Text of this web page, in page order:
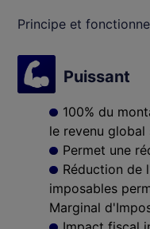
Principe et
Puissant
100% du
le revenu
Permet une
Réduction de
imposables
Marginal